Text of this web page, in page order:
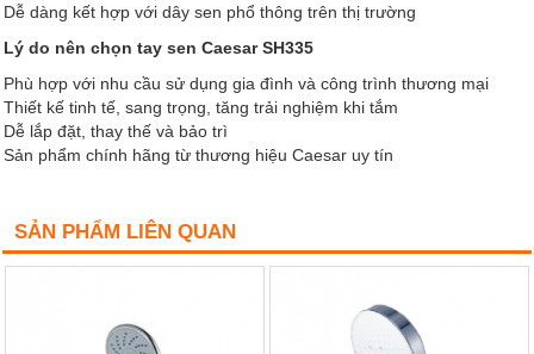
Dễ dàng kết hợp với dây sen phổ thông trên thị trường
Lý do nên chọn tay sen Caesar SH335
Phù hợp với nhu cầu sử dụng gia đình và công trình thương mại
Thiết kế tinh tế, sang trọng, tăng trải nghiệm khi tắm
Dễ lắp đặt, thay thế và bảo trì
Sản phẩm chính hãng từ thương hiệu Caesar uy tín
SẢN PHẨM LIÊN QUAN